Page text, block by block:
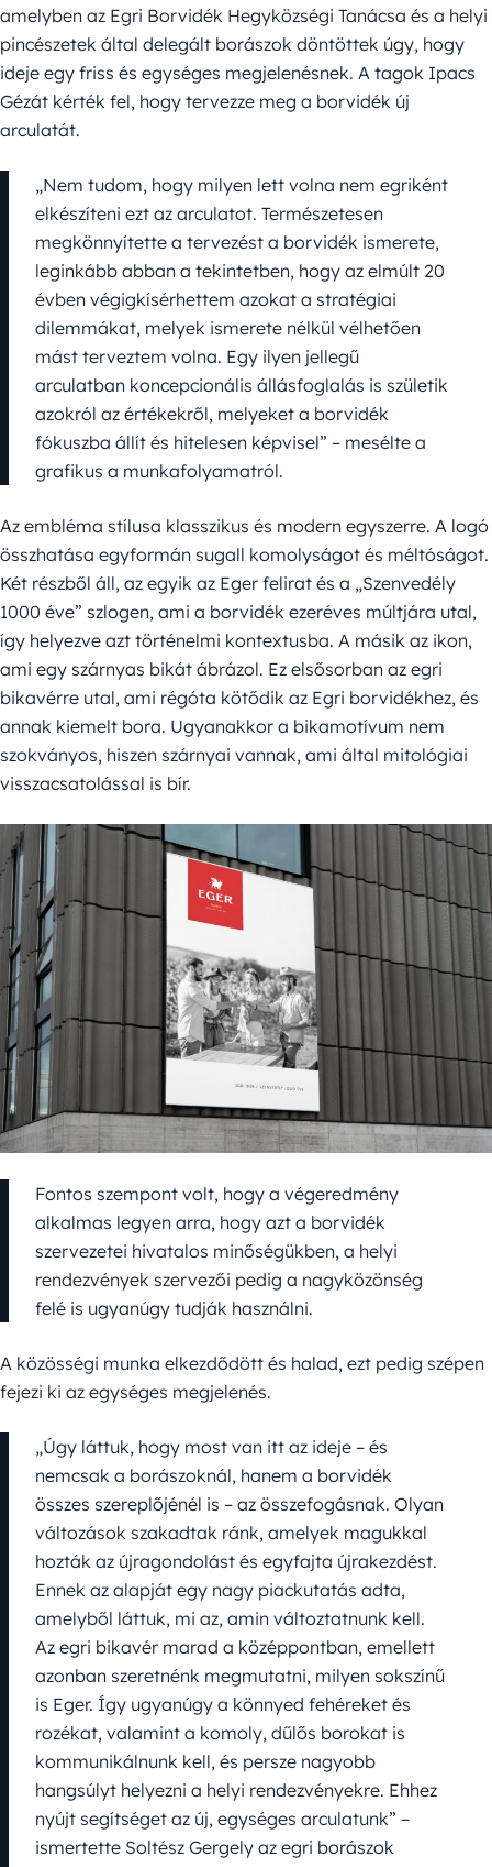
amelyben az Egri Borvidék Hegyközségi Tanácsa és a helyi
pincészetek által delegált borászok döntöttek úgy, hogy
ideje egy friss és egységes megjelenésnek. A tagok Ipacs
Gézát kérték fel, hogy tervezze meg a borvidék új
arculatát.
„Nem tudom, hogy milyen lett volna nem egriként
elkészíteni ezt az arculatot. Természetesen
megkönnyítette a tervezést a borvidék ismerete,
leginkább abban a tekintetben, hogy az elmúlt 20
évben végigkísérhettem azokat a stratégiai
dilemmákat, melyek ismerete nélkül vélhetően
mást terveztem volna. Egy ilyen jellegű
arculatban koncepcionális állásfoglalás is születik
azokról az értékekről, melyeket a borvidék
fókuszba állít és hitelesen képvisel” – mesélte a
grafikus a munkafolyamatról.
Az embléma stílusa klasszikus és modern egyszerre. A logó
összhatása egyformán sugall komolyságot és méltóságot.
Két részből áll, az egyik az Eger felirat és a „Szenvedély
1000 éve” szlogen, ami a borvidék ezeréves múltjára utal,
így helyezve azt történelmi kontextusba. A másik az ikon,
ami egy szárnyas bikát ábrázol. Ez elsősorban az egri
bikavérre utal, ami régóta kötődik az Egri borvidékhez, és
annak kiemelt bora. Ugyanakkor a bikamotívum nem
szokványos, hiszen szárnyai vannak, ami által mitológiai
visszacsatolással is bír.
Fontos szempont volt, hogy a végeredmény
alkalmas legyen arra, hogy azt a borvidék
szervezetei hivatalos minőségükben, a helyi
rendezvények szervezői pedig a nagyközönség
felé is ugyanúgy tudják használni.
A közösségi munka elkezdődött és halad, ezt pedig szépen
fejezi ki az egységes megjelenés.
„Úgy láttuk, hogy most van itt az ideje – és
nemcsak a borászoknál, hanem a borvidék
összes szereplőjénél is – az összefogásnak. Olyan
változások szakadtak ránk, amelyek magukkal
hozták az újragondolást és egyfajta újrakezdést.
Ennek az alapját egy nagy piackutatás adta,
amelyből láttuk, mi az, amin változtatnunk kell.
Az egri bikavér marad a középpontban, emellett
azonban szeretnénk megmutatni, milyen sokszínű
is Eger. Így ugyanúgy a könnyed fehéreket és
rozékat, valamint a komoly, dűlős borokat is
kommunikálnunk kell, és persze nagyobb
hangsúlyt helyezni a helyi rendezvényekre. Ehhez
nyújt segítséget az új, egységes arculatunk” –
ismertette Soltész Gergely az egri borászok